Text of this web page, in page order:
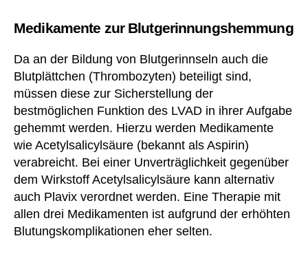
Medikamente zur Blutgerinnungshemmung
Da an der Bildung von Blutgerinnseln auch die
Blutplättchen (Thrombozyten) beteiligt sind,
müssen diese zur Sicherstellung der
bestmöglichen Funktion des LVAD in ihrer Aufgabe
gehemmt werden. Hierzu werden Medikamente
wie Acetylsalicylsäure (bekannt als Aspirin)
verabreicht. Bei einer Unverträglichkeit gegenüber
dem Wirkstoff Acetylsalicylsäure kann alternativ
auch Plavix verordnet werden. Eine Therapie mit
allen drei Medikamenten ist aufgrund der erhöhten
Blutungskomplikationen eher selten.